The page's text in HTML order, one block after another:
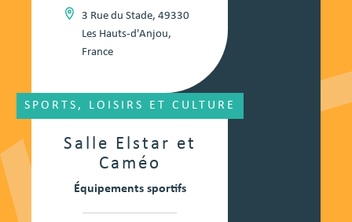
3 Rue du Stade, 49330
Les Hauts-d'Anjou,
France
Salle Elstar et
Caméo
SPORTS, LOISIRS ET CULTURE
Équipements sportifs